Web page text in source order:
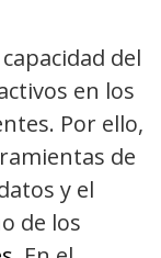
del
en los
Por ello,
de
y el
de los